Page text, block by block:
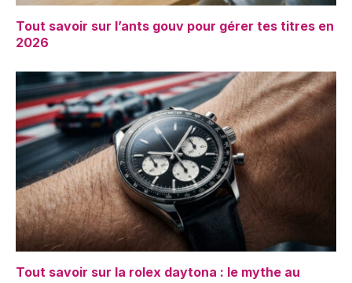
Tout savoir sur l’ants gouv pour gérer tes titres en
2026
Tout savoir sur la rolex daytona : le mythe au